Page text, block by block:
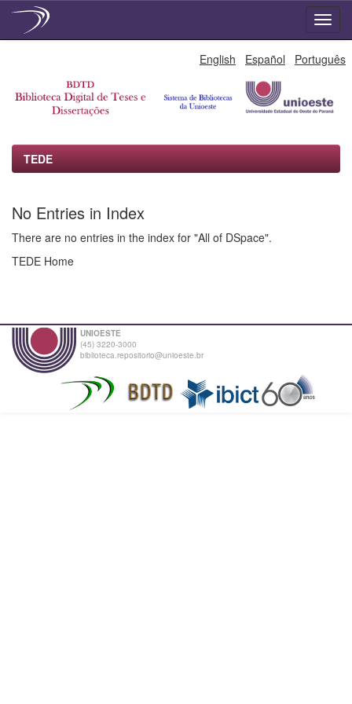
English Español Português
TEDE
No Entries in Index
There are no entries in the index for "All of DSpace".
TEDE Home
UNIOESTE
(45) 3220-3000
biblioteca.repositorio@unioeste.br